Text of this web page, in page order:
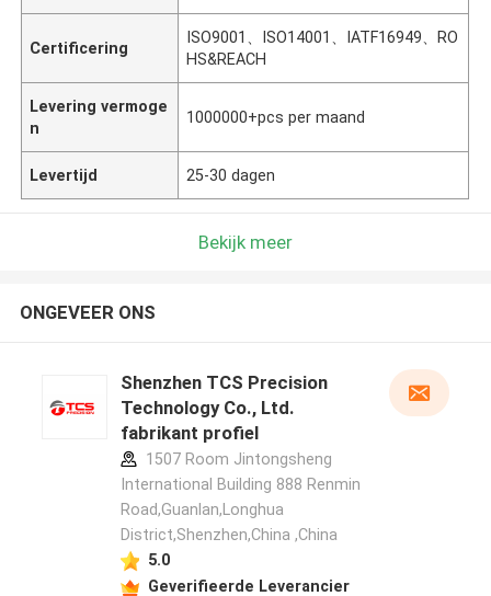
Certificering
ISO9001、ISO14001、IATF16949、RO
HS&REACH
Levering vermoge
n
1000000+pcs per maand
Levertijd 25-30 dagen
Bekijk meer
ONGEVEER ONS
Shenzhen TCS Precision
Technology Co., Ltd.
fabrikant profiel
1507 Room Jintongsheng
International Building 888 Renmin
Road,Guanlan,Longhua
District,Shenzhen,China ,China
5.0
Geverifieerde Leverancier